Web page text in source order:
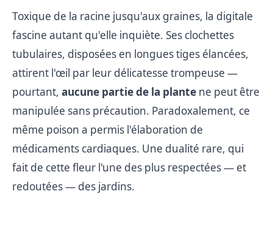
Toxique de la racine jusqu'aux graines, la digitale
fascine autant qu'elle inquiète. Ses clochettes
tubulaires, disposées en longues tiges élancées,
attirent l'œil par leur délicatesse trompeuse —
pourtant, aucune partie de la plante ne peut être
manipulée sans précaution. Paradoxalement, ce
même poison a permis l'élaboration de
médicaments cardiaques. Une dualité rare, qui
fait de cette fleur l'une des plus respectées — et
redoutées — des jardins.